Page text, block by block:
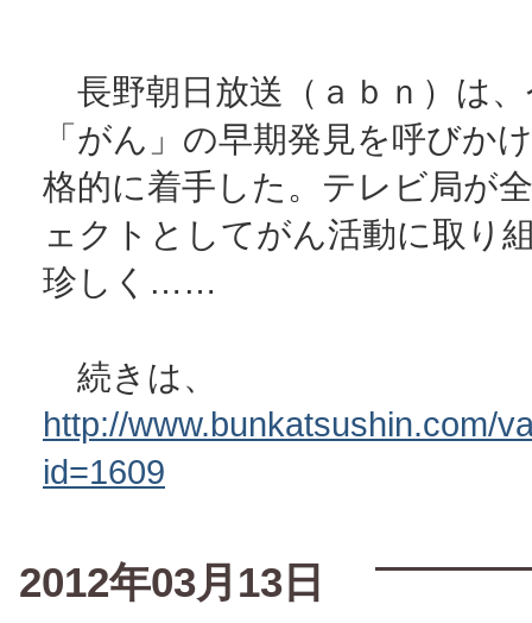
長野朝日放送（ａｂｎ）は
「がん」の早期発見を呼びか
格的に着手した。テレビ局が
ェクトとしてがん活動に取り
珍しく……
続きは、
http://www.bunkatsushin.com/
id=1609
2012年03月13日